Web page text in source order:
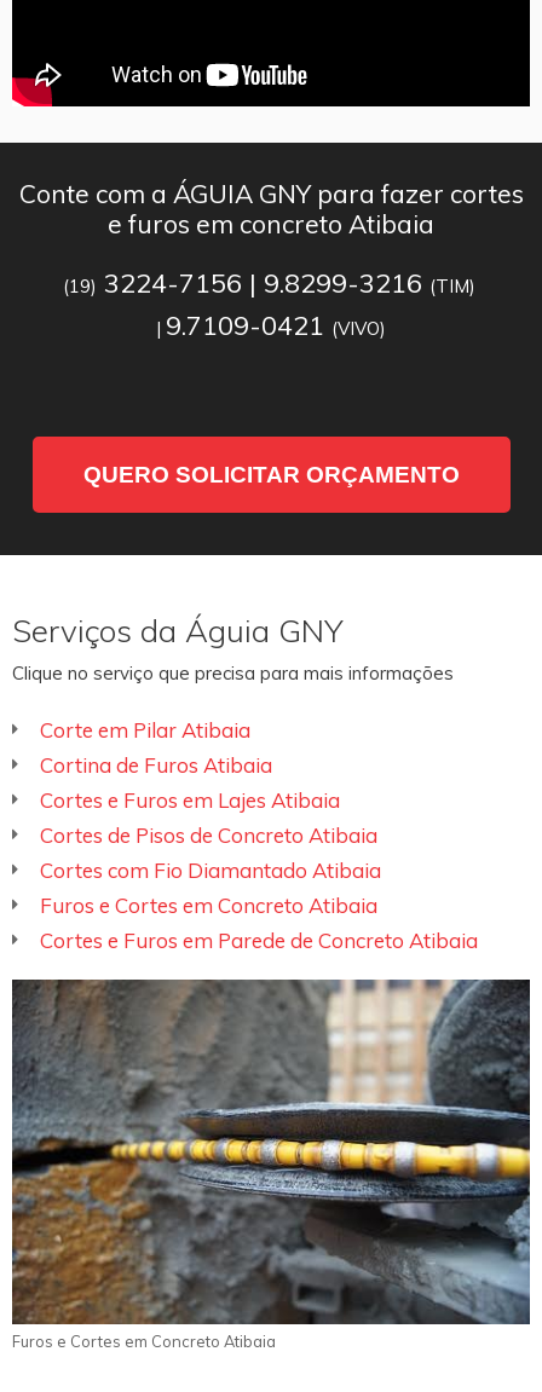
Conte com a ÁGUIA GNY para fazer cortes
e furos em concreto Atibaia
(19) 3224-7156 | 9.8299-3216 (TIM)
| 9.7109-0421 (VIVO)
QUERO SOLICITAR ORÇAMENTO
Serviços da Águia GNY
Clique no serviço que precisa para mais informações
Corte em Pilar Atibaia
Cortina de Furos Atibaia
Cortes e Furos em Lajes Atibaia
Cortes de Pisos de Concreto Atibaia
Cortes com Fio Diamantado Atibaia
Furos e Cortes em Concreto Atibaia
Cortes e Furos em Parede de Concreto Atibaia
Furos e Cortes em Concreto Atibaia